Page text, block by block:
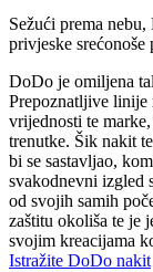
Sežući prema
privjeske
DoDo je omiljena
Prepoznatljive linije
vrijednosti te
trenutke. Šik nakit
bi se sastavljao,
svakodnevni izgled
od svojih samih
zaštitu okoliša te je
svojim kreacijama
Istražite DoDo nakit